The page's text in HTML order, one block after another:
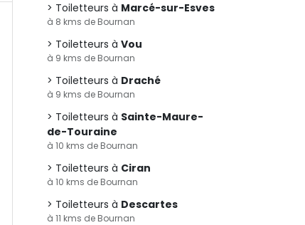
Toiletteurs à Marcé-sur-Esves
à 8 kms de Bournan
Toiletteurs à Vou
à 9 kms de Bournan
Toiletteurs à Draché
à 9 kms de Bournan
Toiletteurs à Sainte-Maure-
de-Touraine
à 10 kms de Bournan
Toiletteurs à Ciran
à 10 kms de Bournan
Toiletteurs à Descartes
à 11 kms de Bournan